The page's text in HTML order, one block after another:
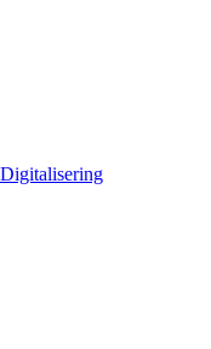
Digitalisering